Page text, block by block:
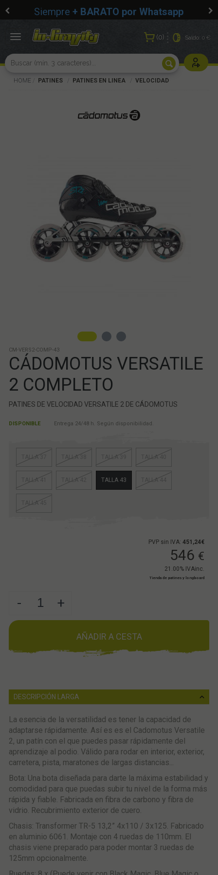
Siempre + BARATO por Whatsapp
0 Saldo:0 €
Usuarios
Toggle
HOME PATINES PATINES EN LINEA VELOCIDAD
CM-VERS2-COMP-43
CÁDOMOTUS VERSATILE
2 COMPLETO
PATINES DE VELOCIDAD VERSATILE 2 DE CÁDOMOTUS
DISPONIBLE Entrega 24/48 h. Según disponibilidad.
TALLA 37 TALLA 38 TALLA 39 TALLA 40
TALLA 41 TALLA 42 TALLA 43 TALLA 44
TALLA 45
PVP sin IVA:451,24€
546 €
21.00% IVAinc.
Tienda de patines y longboard
- +
AÑADIR A CESTA
DESCRIPCIÓN LARGA
La esencia de la versatilidad es tener la capacidad de
adaptarse rápidamente. Así es es el Cadomotus Versatile
2, un patín con el que puedes pasar rápidamente del
aprendizaje al podio. Válido para rodar en interior, exterior,
carretera, pista, maratones de largas distancias...
Bota: Una bota diseñada para darte la máxima estabilidad y
comodidad para que puedas subir tu nivel de la forma más
rápida y fiable. Fabricada en fibra de carbono y fibra de
vidrio. Recubrimiento exterior de cuero.
Chasis: Transformer TR-5 13,2” 4x110 / 3x125. Fabricado
en aluminio 6061. Montaje con 4 ruedas de 110mm. El
chasis viene preparado para poder montar 3 ruedas de
125mm opcionalmente.